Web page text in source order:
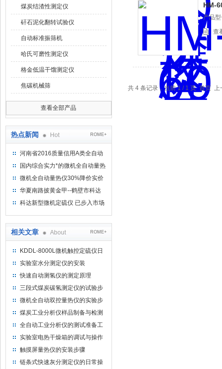
煤炭结渣性测定仪
矸石泥化翻转试验仪
自动标准振筛机
哈氏可磨性测定仪
格金低温干馏测定仪
焦碳机械筛
查看全部产品
热点新闻 Hot ROME+
河南省2016质量信用A类全自动
量热仪
国内综合实力*的微机全自动量热
仪制造企业
微机全自动量热仪30%降价实价
出售
华夏南路披黄金甲--鹤壁市科达
仪器仪表有限公司
科达新型微机定硫仪 已步入市场
相关文章 About ROME+
KDDL-8000L微机触控定硫仪日
常维护说明
实验室水分测定仪的安装
快速自动测氢仪的测定原理
三段式煤炭碳氢测定仪的试验步
骤
微机全自动双控量热仪的实验步
骤
煤炭工业分析仪样品制备与检测
要求
全自动工业分析仪的测试准备工
作
实验室电热干燥箱的调试与操作
触摸屏量热仪的安装步骤
链条式快速灰分测定仪的日常操
HM-
产品型
查
共 4 条记录，当前 1 / 1 页 首页